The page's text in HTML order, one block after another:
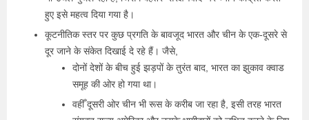
हुए इसे महत्व दिया गया है।
कूटनीतिक स्तर पर कुछ प्रगति के बावजूद भारत और चीन के एक-दूसरे से
दूर जाने के संकेत दिखाई दे रहे हैं। जैसे,
दोनों देशों के बीच हुई झड़पों के तुरंत बाद, भारत का झुकाव क्वाड
समूह की ओर हो गया था।
वहीँ दूसरी ओर चीन भी रूस के करीब जा रहा है, इसी तरह भारत